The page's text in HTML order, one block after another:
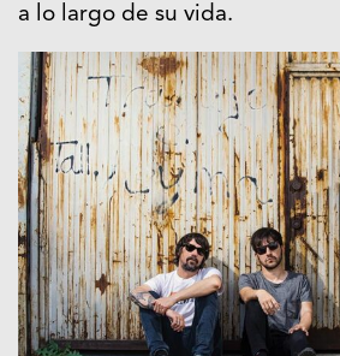
a lo largo de su vida.